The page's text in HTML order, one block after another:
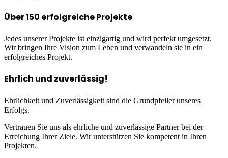
Über 150 erfolgreiche Projekte
Jedes unserer Projekte ist einzigartig und wird perfekt umgesetzt.
Wir bringen Ihre Vision zum Leben und verwandeln sie in ein
erfolgreiches Projekt.
Ehrlich und zuverlässig!
Ehrlichkeit und Zuverlässigkeit sind die Grundpfeiler unseres
Erfolgs.
Vertrauen Sie uns als ehrliche und zuverlässige Partner bei der
Erreichung Ihrer Ziele. Wir unterstützen Sie kompetent in Ihren
Projekten.